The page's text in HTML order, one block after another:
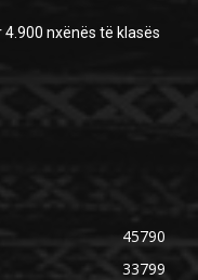
nxënës të klasës
45790
33799